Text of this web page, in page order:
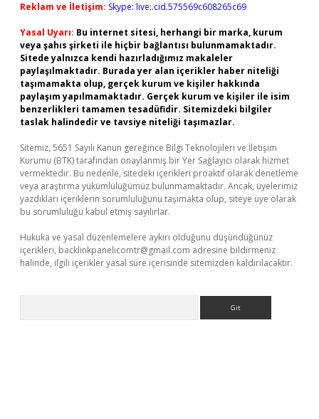
Reklam ve İletişim: Skype: live:.cid.575569c608265c69
Yasal Uyarı: Bu internet sitesi, herhangi bir marka, kurum
veya şahıs şirketi ile hiçbir bağlantısı bulunmamaktadır.
Sitede yalnızca kendi hazırladığımız makaleler
paylaşılmaktadır. Burada yer alan içerikler haber niteliği
taşımamakta olup, gerçek kurum ve kişiler hakkında
paylaşım yapılmamaktadır. Gerçek kurum ve kişiler ile isim
benzerlikleri tamamen tesadüfidir. Sitemizdeki bilgiler
taslak halindedir ve tavsiye niteliği taşımazlar.
Sitemiz, 5651 Sayılı Kanun gereğince Bilgi Teknolojileri ve İletişim
Kurumu (BTK) tarafından onaylanmış bir Yer Sağlayıcı olarak hizmet
vermektedir. Bu nedenle, sitedeki içerikleri proaktif olarak denetleme
veya araştırma yükümlülüğümüz bulunmamaktadır. Ancak, üyelerimiz
yazdıkları içeriklerin sorumluluğunu taşımakta olup, siteye üye olarak
bu sorumluluğu kabul etmiş sayılırlar.
Hukuka ve yasal düzenlemelere aykırı olduğunu düşündüğünüz
içerikleri, backlinkpanelicomtr@gmail.com adresine bildirmeniz
halinde, ilgili içerikler yasal süre içerisinde sitemizden kaldırılacaktır.